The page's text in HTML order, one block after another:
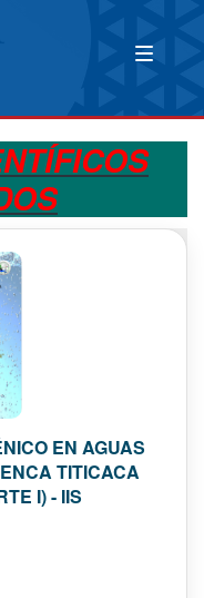
EN AGUAS
TITICACA
I) - IIS